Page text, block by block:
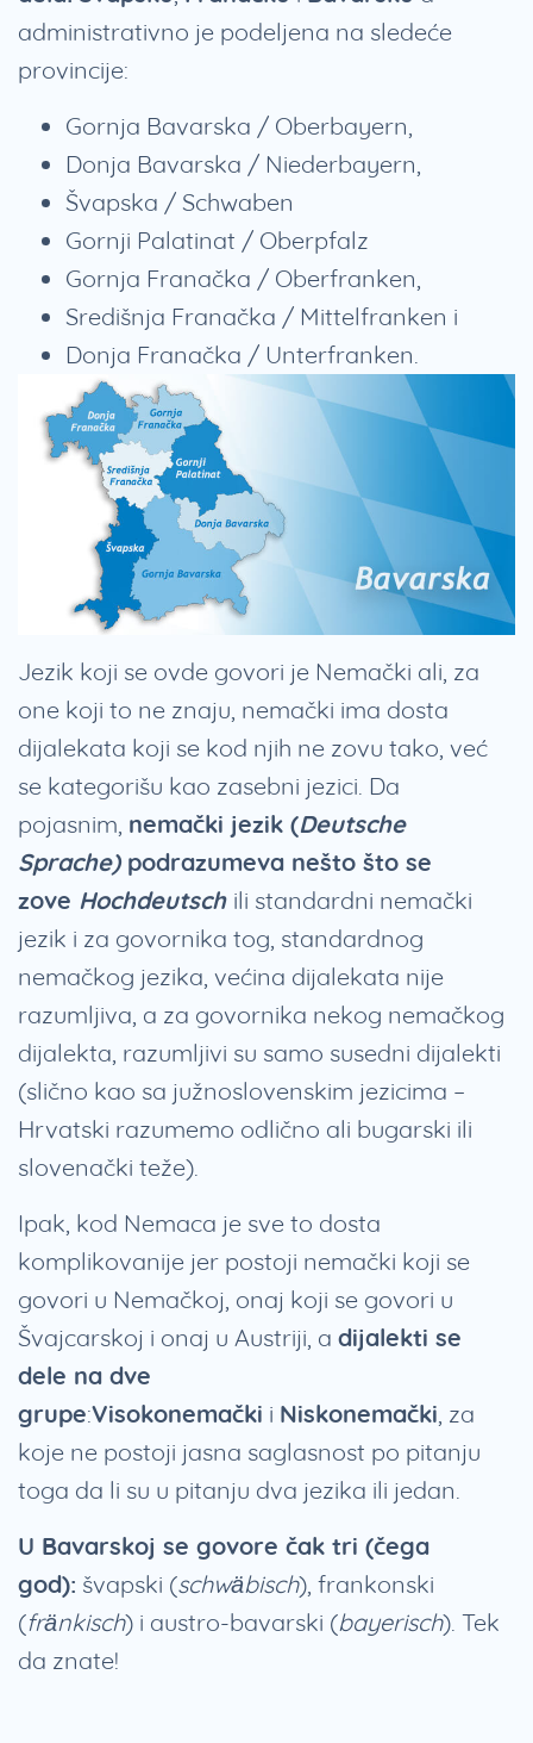
administrativno je podeljena na sledeće
provincije:
Gornja Bavarska / Oberbayern,
Donja Bavarska / Niederbayern,
Švapska / Schwaben
Gornji Palatinat / Oberpfalz
Gornja Franačka / Oberfranken,
Središnja Franačka / Mittelfranken i
Donja Franačka / Unterfranken.
Jezik koji se ovde govori je Nemački ali, za
one koji to ne znaju, nemački ima dosta
dijalekata koji se kod njih ne zovu tako, već
se kategorišu kao zasebni jezici. Da
pojasnim, nemački jezik (Deutsche
Sprache) podrazumeva nešto što se
zove Hochdeutsch ili standardni nemački
jezik i za govornika tog, standardnog
nemačkog jezika, većina dijalekata nije
razumljiva, a za govornika nekog nemačkog
dijalekta, razumljivi su samo susedni dijalekti
(slično kao sa južnoslovenskim jezicima –
Hrvatski razumemo odlično ali bugarski ili
slovenački teže).
Ipak, kod Nemaca je sve to dosta
komplikovanije jer postoji nemački koji se
govori u Nemačkoj, onaj koji se govori u
Švajcarskoj i onaj u Austriji, a dijalekti se
dele na dve
grupe:Visokonemački i Niskonemački, za
koje ne postoji jasna saglasnost po pitanju
toga da li su u pitanju dva jezika ili jedan.
U Bavarskoj se govore čak tri (čega
god): švapski (schwäbisch), frankonski
(fränkisch) i austro-bavarski (bayerisch). Tek
da znate!